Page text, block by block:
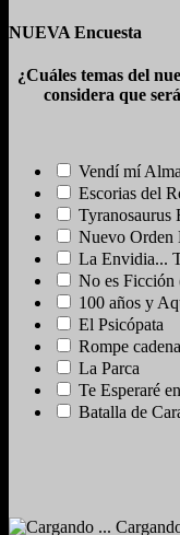
NUEVA Encuesta
¿Cuáles temas del
considera que
Vendí mí
Escorias del
Tyranosaurus
Nuevo Orden
La Envidia...
No es Ficción
100 años y
El Psicópata
Rompe
La Parca
Te Esperaré
Batalla de